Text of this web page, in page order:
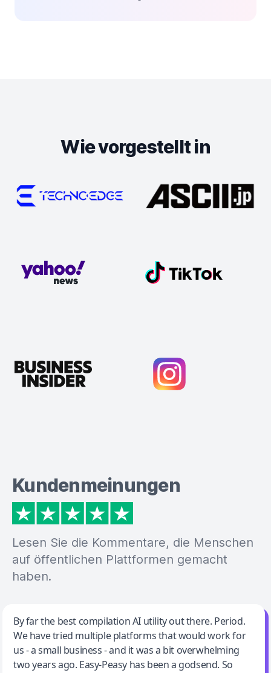
Wie vorgestellt in
Kundenmeinungen
Lesen Sie die Kommentare, die Menschen
auf öffentlichen Plattformen gemacht
haben.
Jeff Wilson
By far the best compilation AI utility
By far the best compilation AI utility out there. Period.
We have tried multiple platforms that would work for
us - a small business - and it was a bit overwhelming
two years ago. Easy-Peasy has been a godsend. So